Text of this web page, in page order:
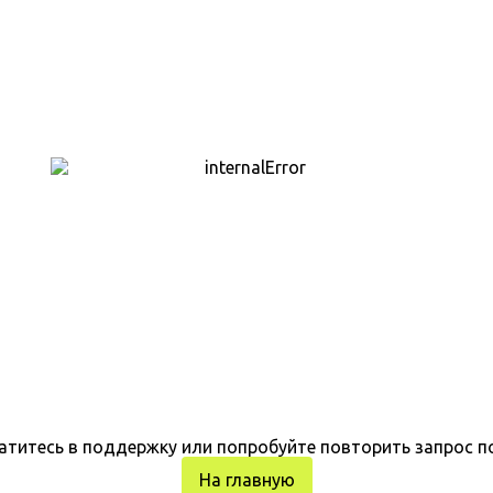
в поддержку или попробуйте повторить запрос
На главную